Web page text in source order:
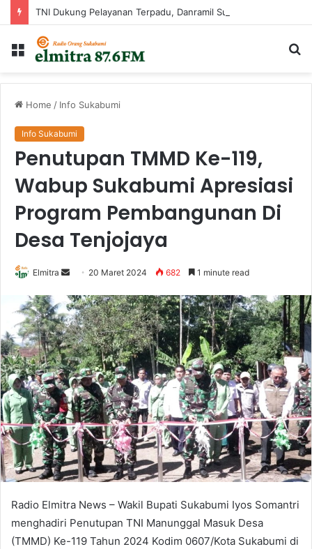
Menu
Home / Info Sukabumi
Info Sukabumi
Penutupan TMMD Ke-119,
Wabup Sukabumi Apresiasi
Program Pembangunan Di
Desa Tenjojaya
Elmitra
Send
email
20 Maret 2024 682 1 minute read
Radio Elmitra News – Wakil Bupati Sukabumi Iyos Somantri
menghadiri Penutupan TNI Manunggal Masuk Desa
(TMMD) Ke-119 Tahun 2024 Kodim 0607/Kota Sukabumi di